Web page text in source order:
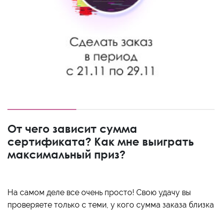
От чего зависит сумма
сертификата? Как мне выиграть
максимальный приз?
На самом деле все очень просто! Свою удачу вы
проверяете только с теми, у кого сумма заказа близка